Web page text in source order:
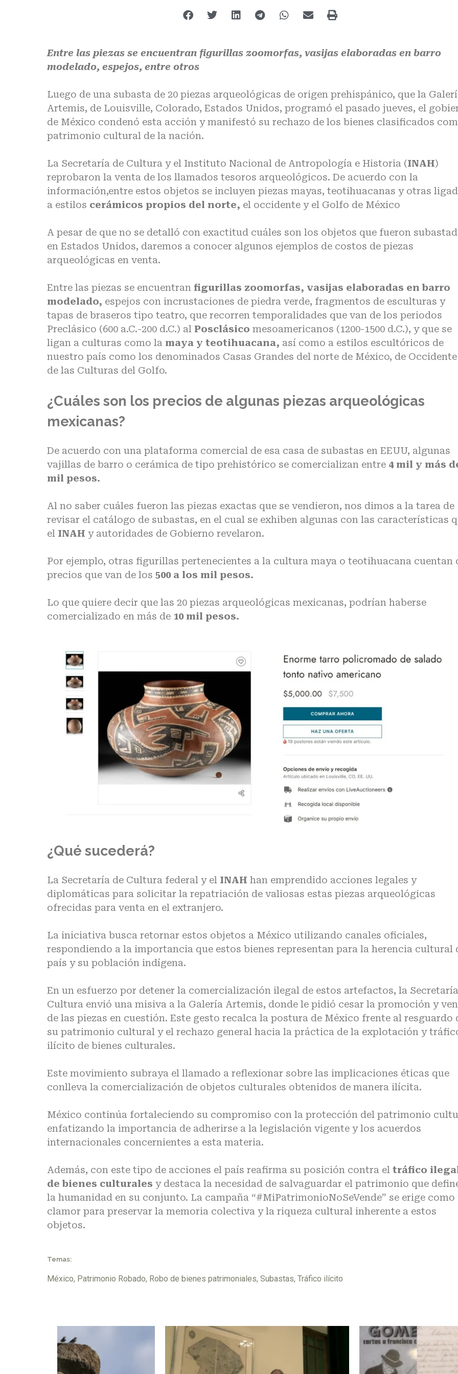
Entre las piezas se encuentran figurillas zoomorfas, vasijas elaboradas en barro
modelado, espejos, entre otros
Luego de una subasta de 20 piezas arqueológicas de origen prehispánico, que la
Artemis, de Louisville, Colorado, Estados Unidos, programó el pasado jueves, el
de México condenó esta acción y manifestó su rechazo de los bienes clasificados
patrimonio cultural de la nación.
La Secretaría de Cultura y el Instituto Nacional de Antropología e Historia (INAH)
reprobaron la venta de los llamados tesoros arqueológicos. De acuerdo con la
información,entre estos objetos se incluyen piezas mayas, teotihuacanas y otras
a estilos cerámicos propios del norte, el occidente y el Golfo de México
A pesar de que no se detalló con exactitud cuáles son los objetos que fueron
en Estados Unidos, daremos a conocer algunos ejemplos de costos de piezas
arqueológicas en venta.
Entre las piezas se encuentran figurillas zoomorfas, vasijas elaboradas en barro
modelado, espejos con incrustaciones de piedra verde, fragmentos de esculturas y
tapas de braseros tipo teatro, que recorren temporalidades que van de los periodos
Preclásico (600 a.C.-200 d.C.) al Posclásico mesoamericanos (1200-1500 d.C.), y que se
ligan a culturas como la maya y teotihuacana, así como a estilos escultóricos de
nuestro país como los denominados Casas Grandes del norte de México, de
de las Culturas del Golfo.
¿Cuáles son los precios de algunas piezas arqueológicas
mexicanas?
De acuerdo con una plataforma comercial de esa casa de subastas en EEUU, algunas
vajillas de barro o cerámica de tipo prehistórico se comercializan entre 4 mil y más
mil pesos.
Al no saber cuáles fueron las piezas exactas que se vendieron, nos dimos a la tarea de
revisar el catálogo de subastas, en el cual se exhiben algunas con las características
el INAH y autoridades de Gobierno revelaron.
Por ejemplo, otras figurillas pertenecientes a la cultura maya o teotihuacana cuentan
precios que van de los 500 a los mil pesos.
Lo que quiere decir que las 20 piezas arqueológicas mexicanas, podrían haberse
comercializado en más de 10 mil pesos.
¿Qué sucederá?
La Secretaría de Cultura federal y el INAH han emprendido acciones legales y
diplomáticas para solicitar la repatriación de valiosas estas piezas arqueológicas
ofrecidas para venta en el extranjero.
La iniciativa busca retornar estos objetos a México utilizando canales oficiales,
respondiendo a la importancia que estos bienes representan para la herencia cultural
país y su población indígena.
En un esfuerzo por detener la comercialización ilegal de estos artefactos, la
Cultura envió una misiva a la Galería Artemis, donde le pidió cesar la promoción y
de las piezas en cuestión. Este gesto recalca la postura de México frente al resguardo
su patrimonio cultural y el rechazo general hacia la práctica de la explotación y
ilícito de bienes culturales.
Este movimiento subraya el llamado a reflexionar sobre las implicaciones éticas que
conlleva la comercialización de objetos culturales obtenidos de manera ilícita.
México continúa fortaleciendo su compromiso con la protección del patrimonio
enfatizando la importancia de adherirse a la legislación vigente y los acuerdos
internacionales concernientes a esta materia.
Además, con este tipo de acciones el país reafirma su posición contra el tráfico
de bienes culturales y destaca la necesidad de salvaguardar el patrimonio que
la humanidad en su conjunto. La campaña “#MiPatrimonioNoSeVende” se erige como
clamor para preservar la memoria colectiva y la riqueza cultural inherente a estos
objetos.
Temas:
México, Patrimonio Robado, Robo de bienes patrimoniales, Subastas, Tráfico ilícito